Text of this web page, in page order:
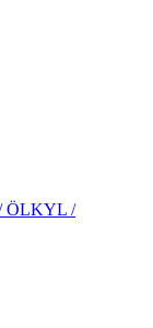
ÖLKYL /